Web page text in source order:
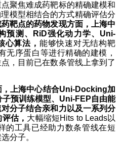
聚焦难成药靶标的精确建模和
模型相结合的方式精确评估分
靶点的药物发现方面，上海中
预测、RiD强化动力学、Uni-
心算法， 能够快速对无结构靶
无序蛋白等进行精确的建模，
，目前已在数条管线上拿到了
上海中心结合Uni-Docking加
预训练模型、Uni-FEP自由能
分子结合亲和力以及一系列分
估， 大幅缩短Hits to Leads以
的工具已经助力数条管线在短
分子。